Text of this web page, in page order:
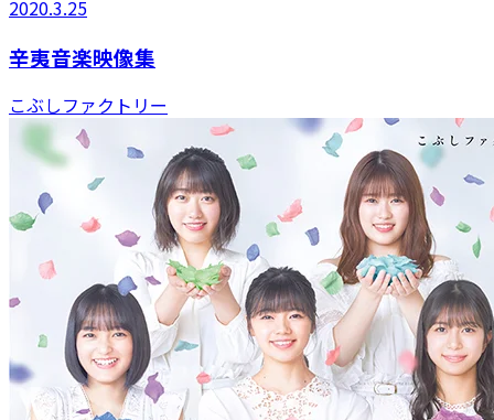
2020.3.25
辛夷音楽映像集
こぶしファクトリー